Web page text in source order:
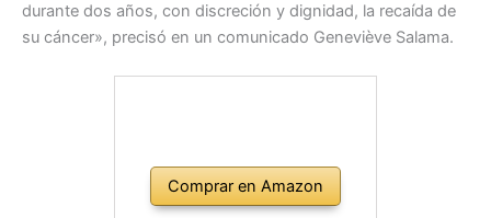
durante dos años, con discreción y dignidad, la recaída de
su cáncer», precisó en un comunicado Geneviève Salama.
Comprar en Amazon